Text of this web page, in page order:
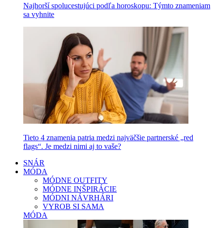
Najhorší spolucestujúci podľa horoskopu: Týmto znameniam
sa vyhnite
Tieto 4 znamenia patria medzi najväčšie partnerské „red
flags“. Je medzi nimi aj to vaše?
SNÁR
MÓDA
MÓDNE OUTFITY
MÓDNE INŠPIRÁCIE
MÓDNI NÁVRHÁRI
VYROB SI SAMA
MÓDA